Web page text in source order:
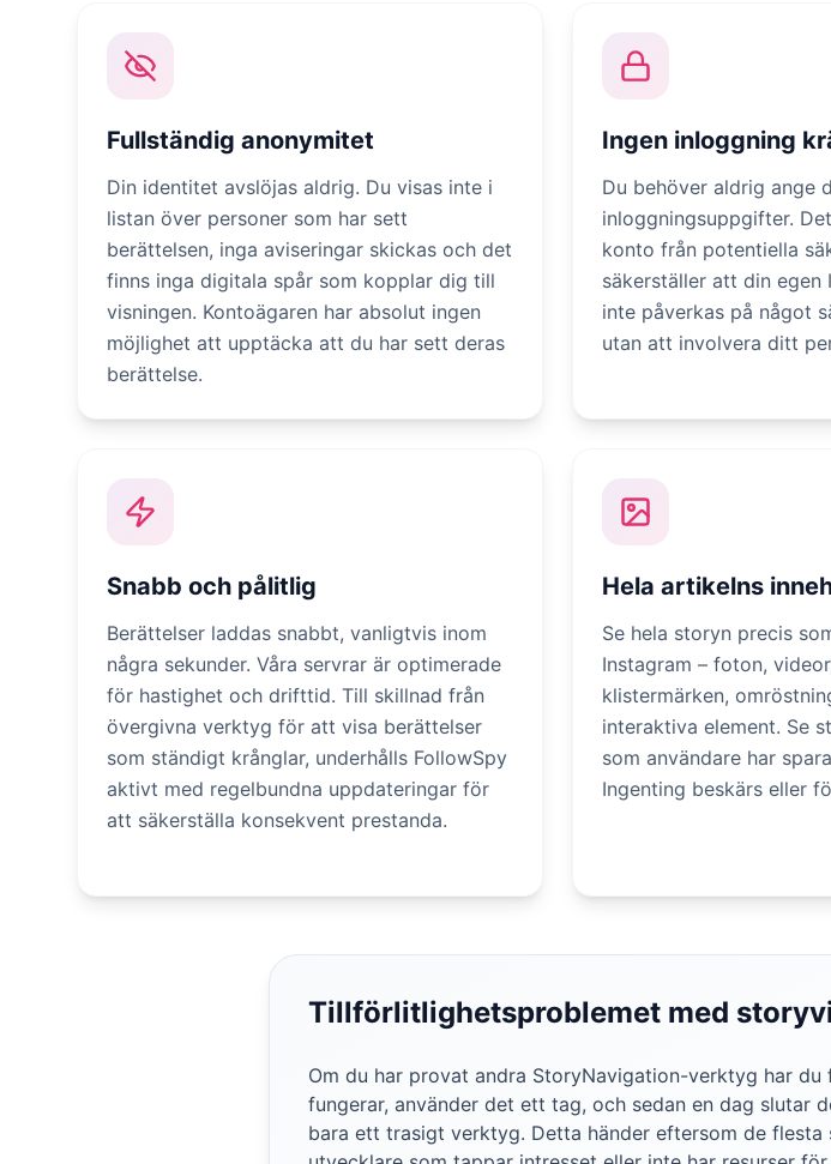
Fullständig anonymitet
Din identitet avslöjas aldrig. Du visas inte i
listan över personer som har sett
berättelsen, inga aviseringar skickas och det
finns inga digitala spår som kopplar dig till
visningen. Kontoägaren har absolut ingen
möjlighet att upptäcka att du har sett deras
berättelse.
Ingen inloggning
Du behöver aldrig ange
inloggningsuppgifter.
konto från potentiella
säkerställer att din
inte påverkas på något
utan att involvera ditt
Snabb och pålitlig
Berättelser laddas snabbt, vanligtvis inom
några sekunder. Våra servrar är optimerade
för hastighet och drifttid. Till skillnad från
övergivna verktyg för att visa berättelser
som ständigt krånglar, underhålls FollowSpy
aktivt med regelbundna uppdateringar för
att säkerställa konsekvent prestanda.
Hela artikelns
Se hela storyn precis
Instagram – foton,
klistermärken,
interaktiva element. Se
som användare har
Ingenting beskärs eller
Tillförlitlighetsproblemet med
Om du har provat andra StoryNavigation-verktyg har
fungerar, använder det ett tag, och sedan en dag slutar
bara ett trasigt verktyg. Detta händer eftersom de